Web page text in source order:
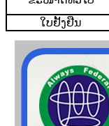
ໃບຢັ້ງຢືນ